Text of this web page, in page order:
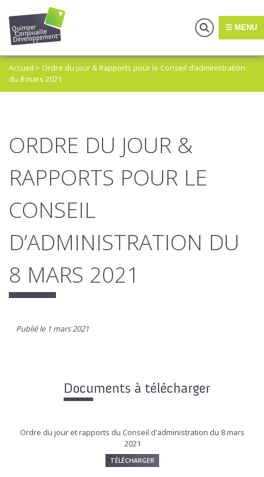
MENU
Accueil > Ordre du jour & Rapports pour le Conseil d’administration
du 8 mars 2021
ORDRE DU JOUR &
RAPPORTS POUR LE
CONSEIL
D’ADMINISTRATION DU
8 MARS 2021
Publié le 1 mars 2021
Documents à télécharger
Ordre du jour et rapports du Conseil d'administration du 8 mars
2021
TÉLÉCHARGER